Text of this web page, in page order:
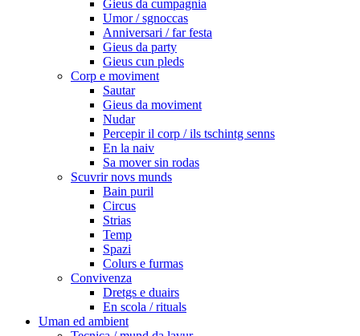
Gieus da cumpagnia
Umor / sgnoccas
Anniversari / far festa
Gieus da party
Gieus cun pleds
Corp e moviment
Sautar
Gieus da moviment
Nudar
Percepir il corp / ils tschintg senns
En la naiv
Sa mover sin rodas
Scuvrir novs munds
Bain puril
Circus
Strias
Temp
Spazi
Colurs e furmas
Convivenza
Dretgs e duairs
En scola / rituals
Uman ed ambient